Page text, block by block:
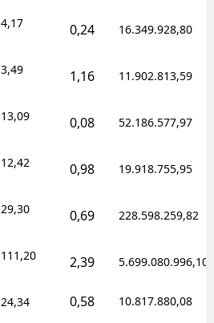
4,17 0,24 16.349.928,80
3,49 1,16 11.902.813,59
13,09 0,08 52.186.577,97
12,42 0,98 19.918.755,95
29,30 0,69 228.598.259,82
111,20 2,39 5.699.080.996,10
24,34 0,58 10.817.880,08